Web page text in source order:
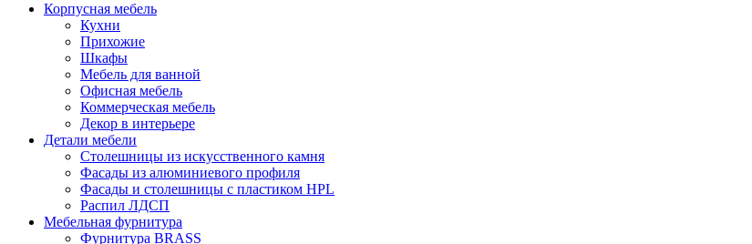
Корпусная мебель
Кухни
Прихожие
Шкафы
Мебель для ванной
Офисная мебель
Коммерческая мебель
Декор в интерьере
Детали мебели
Столешницы из искусственного камня
Фасады из алюминиевого профиля
Фасады и столешницы с пластиком HPL
Распил ЛДСП
Мебельная фурнитура
Фурнитура BRASS